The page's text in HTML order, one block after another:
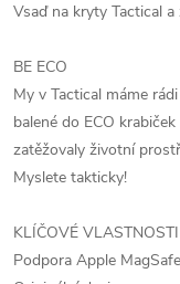
Vsaď na kryty Tactical
BE ECO
My v Tactical máme
balené do ECO
zatěžovaly životní
Myslete takticky!
KLÍČOVÉ VLASTNOSTI
Podpora Apple MagSafe